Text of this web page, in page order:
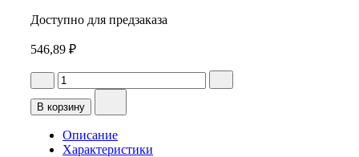
Доступно для предзаказа
546,89 ₽
К
о
л
и
ч
В корзину
Описание
Характеристики